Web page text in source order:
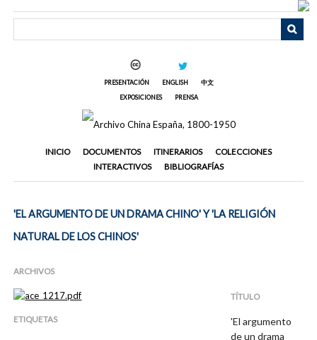
PRESENTACIÓN ENGLISH
中文
EXPOSICIONES
PRENSA
INICIO DOCUMENTOS ITINERARIOS
COLECCIONES
INTERACTIVOS
BIBLIOGRAFÍAS
'EL ARGUMENTO DE UN DRAMA CHINO' Y 'LA RELIGIÓN
NATURAL DE LOS CHINOS'
ARCHIVOS
ETIQUETAS
TÍTULO
'El argumento
de un drama